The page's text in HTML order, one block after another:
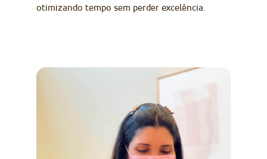
otimizando tempo sem perder excelência.